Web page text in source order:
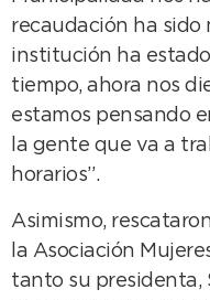
recaudación ha sido
institución ha
tiempo, ahora nos
estamos pensando
la gente que va a
horarios”.
Asimismo,
la Asociación
tanto su presidenta,